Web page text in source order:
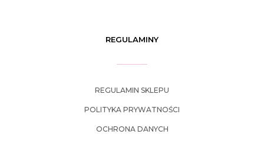
REGULAMINY
REGULAMIN SKLEPU
POLITYKA PRYWATNOŚCI
OCHRONA DANYCH